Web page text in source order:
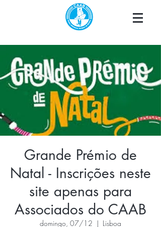
Grande Prémio de
Natal - Inscrições neste
site apenas para
Associados do CAAB
domingo, 07/12
  |
Lisboa